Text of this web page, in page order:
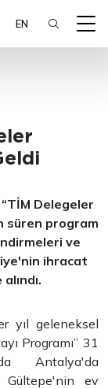
EN
Delegeler
süren program
ve
ihracat
yıl geleneksel
Programı” 31
Antalya'da
Gültepe'nin ev